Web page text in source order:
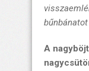
A